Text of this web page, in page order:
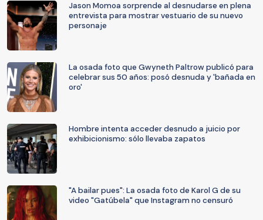
Jason Momoa sorprende al desnudarse en plena
entrevista para mostrar vestuario de su nuevo
personaje
La osada foto que Gwyneth Paltrow publicó para
celebrar sus 50 años: posó desnuda y 'bañada en
oro'
Hombre intenta acceder desnudo a juicio por
exhibicionismo: sólo llevaba zapatos
"A bailar pues": La osada foto de Karol G de su
video "Gatúbela" que Instagram no censuró